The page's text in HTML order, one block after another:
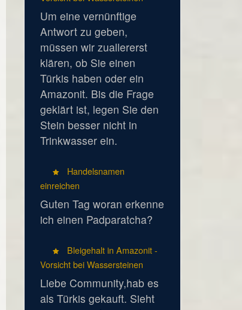
Um eine vernünftige
Antwort zu geben,
müssen wir zuallererst
klären, ob Sie einen
Türkis haben oder ein
Amazonit. Bis die Frage
geklärt ist, legen Sie den
Stein besser nicht in
Trinkwasser ein.
Handelsnamen
einreichen
Guten Tag woran erkenne
ich einen Padparatcha?
Bleigehalt in Amazonit -
Vorsicht bei Wassersteinen
Liebe Community,hab es
als Türkis gekauft. Sieht